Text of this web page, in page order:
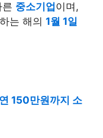
중소기업 이며,
는 해의 1월 1일
150만원까지 소